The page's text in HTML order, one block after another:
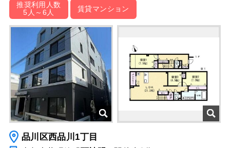
推奨利用人数
5人～6人
賃貸マンション
品川区西品川1丁目